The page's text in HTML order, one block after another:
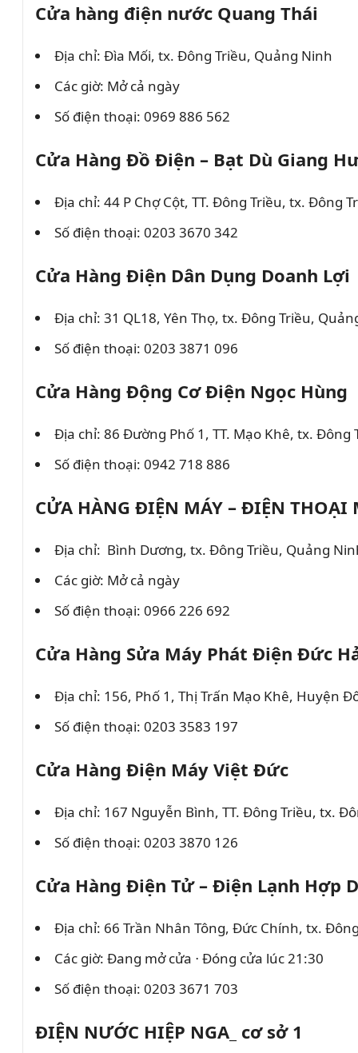
Cửa hàng điện nước Quang Thái
Địa chỉ: Đìa Mối, tx. Đông Triều, Quảng Ninh
Các giờ: Mở cả ngày
Số điện thoại: 0969 886 562
Cửa Hàng Đồ Điện – Bạt Dù Giang
Địa chỉ: 44 P Chợ Cột, TT. Đông Triều, tx. Đông
Số điện thoại: 0203 3670 342
Cửa Hàng Điện Dân Dụng Doanh Lợi
Địa chỉ: 31 QL18, Yên Thọ, tx. Đông Triều,
Số điện thoại: 0203 3871 096
Cửa Hàng Động Cơ Điện Ngọc Hùng
Địa chỉ: 86 Đường Phố 1, TT. Mạo Khê, tx. Đông
Số điện thoại: 0942 718 886
CỬA HÀNG ĐIỆN MÁY – ĐIỆN
Địa chỉ: Bình Dương, tx. Đông Triều, Quảng
Các giờ: Mở cả ngày
Số điện thoại: 0966 226 692
Cửa Hàng Sửa Máy Phát Điện Đức
Địa chỉ: 156, Phố 1, Thị Trấn Mạo Khê, Huyện
Số điện thoại: 0203 3583 197
Cửa Hàng Điện Máy Việt Đức
Địa chỉ: 167 Nguyễn Bình, TT. Đông Triều, tx.
Số điện thoại: 0203 3870 126
Cửa Hàng Điện Tử – Điện Lạnh Hợp
Địa chỉ: 66 Trần Nhân Tông, Đức Chính, tx.
Các giờ: Đang mở cửa ⋅ Đóng cửa lúc 21:30
Số điện thoại: 0203 3671 703
ĐIỆN NƯỚC HIỆP NGA_ cơ sở 1